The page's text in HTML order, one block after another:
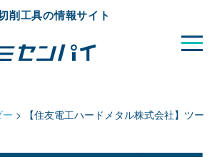
削工具の情報サイト
>
【住友電工ハードメタル株式会社】ツー